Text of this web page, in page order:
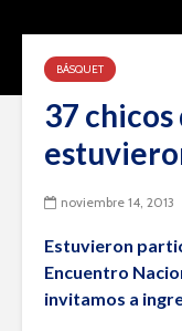
BÁSQUET
37
noviembre 14, 2013
Estuvieron
Encuentro
invitamos a